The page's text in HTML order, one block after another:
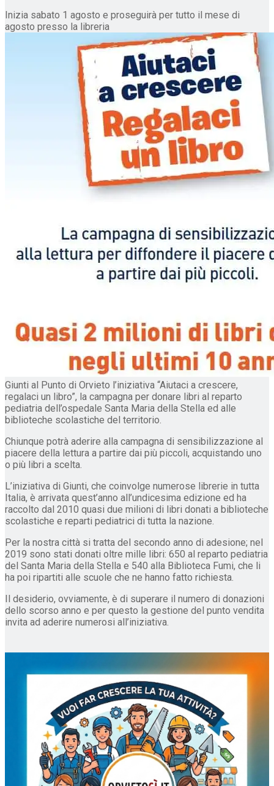
Inizia sabato 1 agosto e proseguirà per tutto il mese di
agosto presso la libreria
Giunti al Punto di Orvieto l’iniziativa “Aiutaci a crescere,
regalaci un libro”, la campagna per donare libri al reparto
pediatria dell’ospedale Santa Maria della Stella ed alle
biblioteche scolastiche del territorio.
Chiunque potrà aderire alla campagna di sensibilizzazione al
piacere della lettura a partire dai più piccoli, acquistando uno
o più libri a scelta.
L’iniziativa di Giunti, che coinvolge numerose librerie in tutta
Italia, è arrivata quest’anno all’undicesima edizione ed ha
raccolto dal 2010 quasi due milioni di libri donati a biblioteche
scolastiche e reparti pediatrici di tutta la nazione.
Per la nostra città si tratta del secondo anno di adesione; nel
2019 sono stati donati oltre mille libri: 650 al reparto pediatria
del Santa Maria della Stella e 540 alla Biblioteca Fumi, che li
ha poi ripartiti alle scuole che ne hanno fatto richiesta.
Il desiderio, ovviamente, è di superare il numero di donazioni
dello scorso anno e per questo la gestione del punto vendita
invita ad aderire numerosi all’iniziativa.